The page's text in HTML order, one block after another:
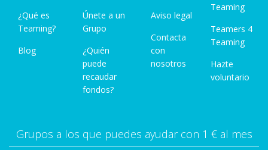
¿Qué es
Teaming?
Blog
Únete a un
Grupo
¿Quién
puede
recaudar
fondos?
Aviso legal
Contacta
con
nosotros
Teaming
Teamers 4
Teaming
Hazte
voluntario
Grupos a los que puedes ayudar con 1 € al mes